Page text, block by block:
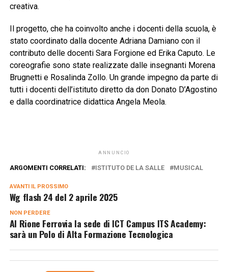
creativa.
Il progetto, che ha coinvolto anche i docenti della scuola, è
stato coordinato dalla docente Adriana Damiano con il
contributo delle docenti Sara Forgione ed Erika Caputo. Le
coreografie sono state realizzate dalle insegnanti Morena
Brugnetti e Rosalinda Zollo. Un grande impegno da parte di
tutti i docenti dell’istituto diretto da don Donato D’Agostino
e dalla coordinatrice didattica Angela Meola.
ANNUNCIO
ARGOMENTI CORRELATI: ISTITUTO DE LA SALLE MUSICAL
AVANTI IL ​​PROSSIMO
Wg flash 24 del 2 aprile 2025
NON PERDERE
Al Rione Ferrovia la sede di ICT Campus ITS Academy:
sarà un Polo di Alta Formazione Tecnologica